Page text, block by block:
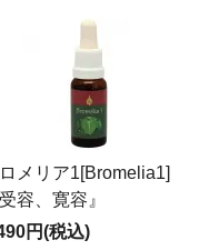
メリア1[Bromelia1]
受容、寛容』
円(税込)